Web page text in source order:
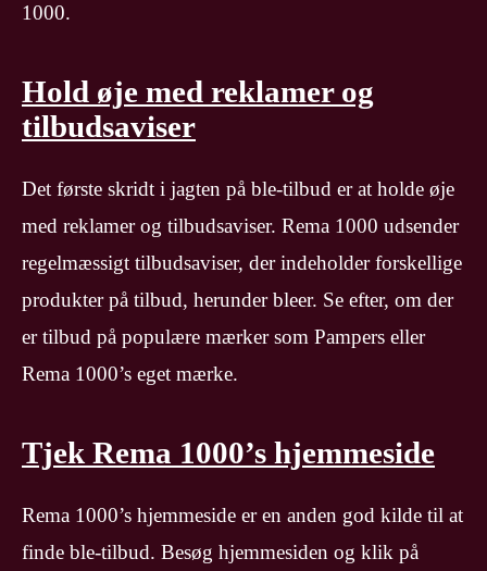
1000.
Hold øje med reklamer og
tilbudsaviser
Det første skridt i jagten på ble-tilbud er at holde øje
med reklamer og tilbudsaviser. Rema 1000 udsender
regelmæssigt tilbudsaviser, der indeholder forskellige
produkter på tilbud, herunder bleer. Se efter, om der
er tilbud på populære mærker som Pampers eller
Rema 1000’s eget mærke.
Tjek Rema 1000’s hjemmeside
Rema 1000’s hjemmeside er en anden god kilde til at
finde ble-tilbud. Besøg hjemmesiden og klik på